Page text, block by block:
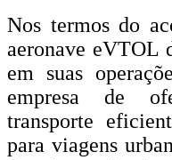
Nos termos do
aeronave eVTOL
em suas
empresa de
transporte
para viagens